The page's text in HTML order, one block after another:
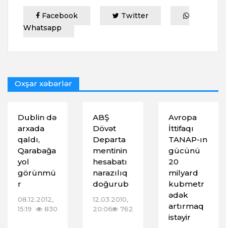
Facebook
Twitter
Whatsapp
Oxşar xəbərlər
Dublin də
arxada
qaldı,
Qarabağa
yol
görünmü
r
08.12.2012,
15:19
830
ABŞ
Dövət
Departa
mentinin
hesabatı
narazılıq
doğurub
12.03.2010,
20:06
762
Avropa
İttifaqı
TANAP-ın
gücünü
20
milyard
kubmetr
ədək
artırmaq
istəyir